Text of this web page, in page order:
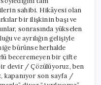
sahibi. Hikâyesi olan
bir ilişkinin başı ve
sonrasında yükselen
ve ayrılığın gelişiyle
bürünse herhalde
beceremeyen bir çifte
devir / Çözülüyoruz, ben
kapanıyor son sayfa /